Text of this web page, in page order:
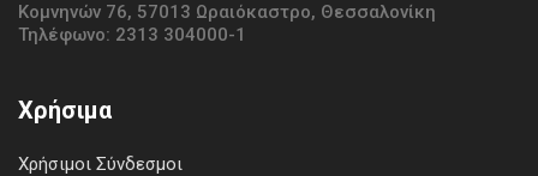
Κομνηνών 76, 57013 Ωραιόκαστρο, Θεσσαλονίκη
Τηλέφωνο: 2313 304000-1
Χρήσιμα
Χρήσιμοι Σύνδεσμοι